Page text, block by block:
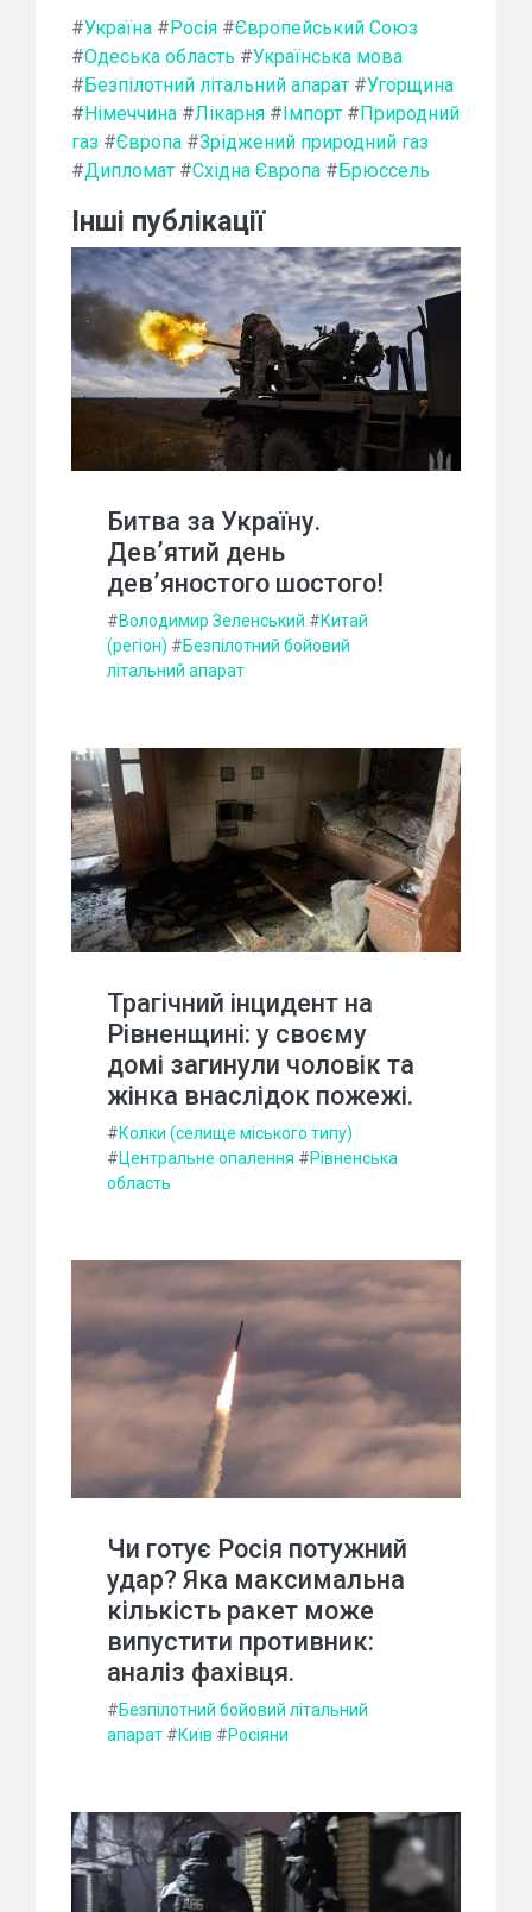
#Україна # Росія #Європейський Союз
#Одеська область #Українська мова
# Безпілотний літальний апарат #Угорщина
# Німеччина #Лікарня # Імпорт # Природний
газ #Європа #Зріджений природний газ
#Дипломат #Східна Європа # Брюссель
Інші публікації
Битва за Україну.
Дев’ятий день
дев’яностого шостого!
#Володимир Зеленський #Китай
(регіон) #Безпілотний бойовий
літальний апарат
Трагічний інцидент на
Рівненщині: у своєму
домі загинули чоловік та
жінка внаслідок пожежі.
#Колки (селище міського типу)
#Центральне опалення #Рівненська
область
Чи готує Росія потужний
удар? Яка максимальна
кількість ракет може
випустити противник:
аналіз фахівця.
#Безпілотний бойовий літальний
апарат #Київ #Росіяни